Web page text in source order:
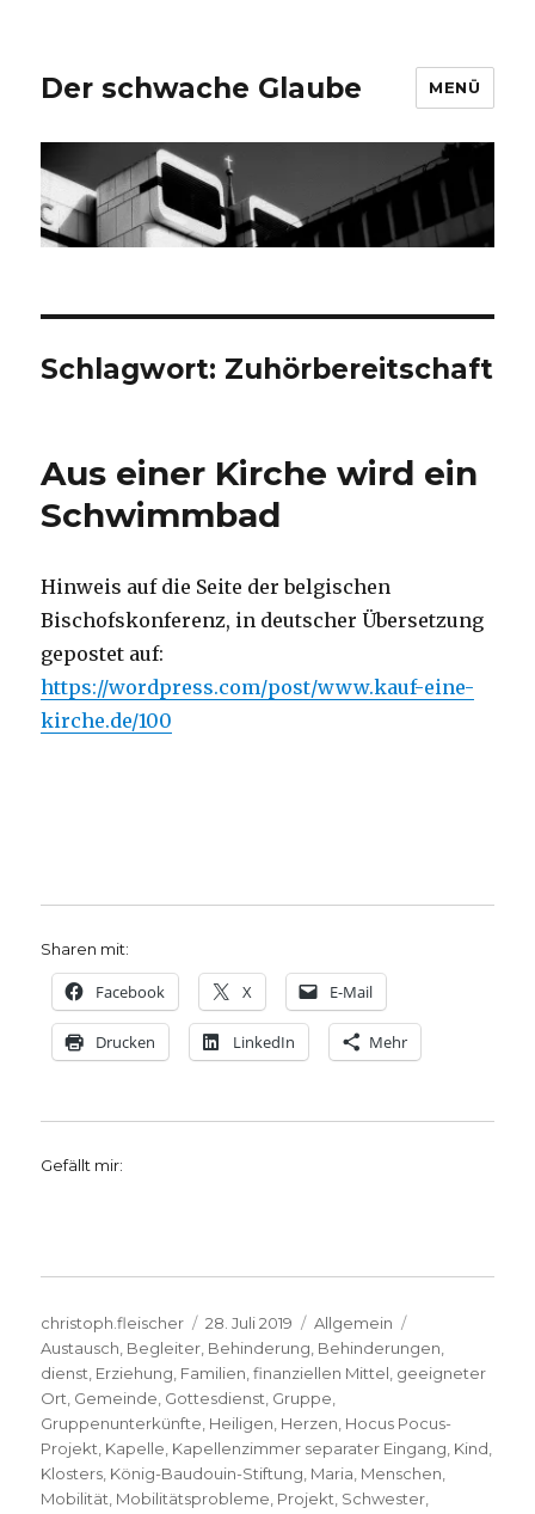
Der schwache Glaube MENÜ
Schlagwort: Zuhörbereitschaft
Aus einer Kirche wird ein
Schwimmbad
Hinweis auf die Seite der belgischen
Bischofskonferenz, in deutscher Übersetzung
gepostet auf:
https://wordpress.com/post/www.kauf-eine-
kirche.de/100
Sharen mit:
Facebook X E-Mail
Drucken LinkedIn Mehr
Gefällt mir:
Autor
christoph.fleischer
Veröffentlicht
am
28. Juli 2019 Kategorien
Allgemein
Austausch Begleiter Behinderung Behinderungen
dienst Erziehung Familien ,finanziellen Mittel geeigneter
Ort Gemeinde Gottesdienst Gruppe
Gruppenunterkünfte Heiligen Herzen Hocus Pocus-
Projekt Kapelle Kapellenzimmer separater Eingang Kind
Klosters König-Baudouin-Stiftung Maria Menschen
Mobilität Mobilitätsprobleme Projekt Schwester